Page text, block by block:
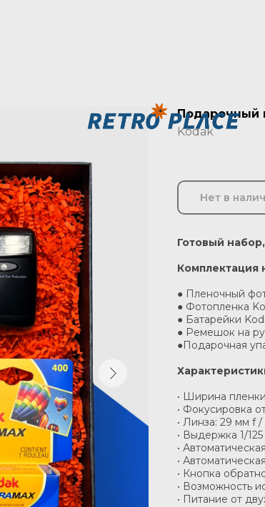
Подарочный
Kodak
Нет в
Готовый
Комплектация
● Пленочный
● Фотопленка
● Батарейки
● Ремешок на
●Подарочная
• Ширина
• Фокусировка
• Линза: 29 мм f /
• Выдержка 1/
•
•
• Кнопка
• Возможность
• Питание от